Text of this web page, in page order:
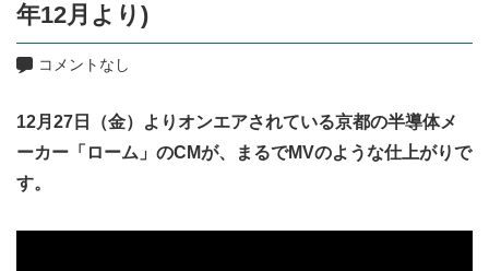
年12月より)
コメントなし
12月27日（金）よりオンエアされている京都の半導体メ
ーカー「ローム」のCMが、まるでMVのような仕上がりで
す。